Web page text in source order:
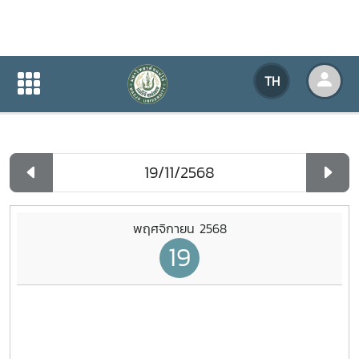
TH
ปฏิทินกิจกรรมของหน่วยงาน
ปฏิทินกิจกรรมของหน่วยงาน
พฤศจิกายน 2568
19